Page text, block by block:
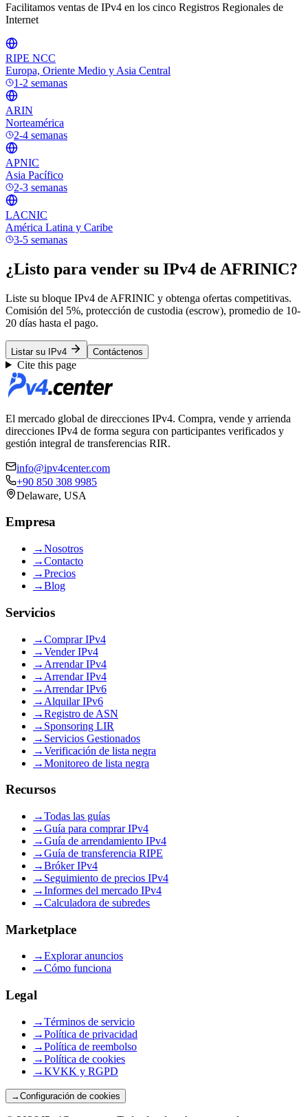
Facilitamos ventas de IPv4 en los cinco Registros Regionales de
Internet
RIPE NCC
Europa, Oriente Medio y Asia Central
1-2 semanas
ARIN
Norteamérica
2-4 semanas
APNIC
Asia Pacífico
2-3 semanas
LACNIC
América Latina y Caribe
3-5 semanas
¿Listo para vender su IPv4 de AFRINIC?
Liste su bloque IPv4 de AFRINIC y obtenga ofertas competitivas.
Comisión del 5%, protección de custodia (escrow), promedio de 10-
20 días hasta el pago.
Listar su IPv4 Contáctenos
Cite this page
El mercado global de direcciones IPv4. Compra, vende y arrienda
direcciones IPv4 de forma segura con participantes verificados y
gestión integral de transferencias RIR.
info@ipv4center.com
+90 850 308 9985
Delaware, USA
Empresa
→Nosotros
→Contacto
→Precios
→Blog
Servicios
→Comprar IPv4
→Vender IPv4
→ Arrendar IPv4
→ Arrendar IPv4
→ Arrendar IPv6
→ Alquilar IPv6
→Registro de ASN
→ Sponsoring LIR
→ Servicios Gestionados
→Verificación de lista negra
→Monitoreo de lista negra
Recursos
→Todas las guías
→Guía para comprar IPv4
→Guía de arrendamiento IPv4
→Guía de transferencia RIPE
→Bróker IPv4
→ Seguimiento de precios IPv4
→Informes del mercado IPv4
→Calculadora de subredes
Marketplace
→Explorar anuncios
→Cómo funciona
Legal
→Términos de servicio
→Política de privacidad
→Política de reembolso
→Política de cookies
→KVKK y RGPD
→Configuración de cookies